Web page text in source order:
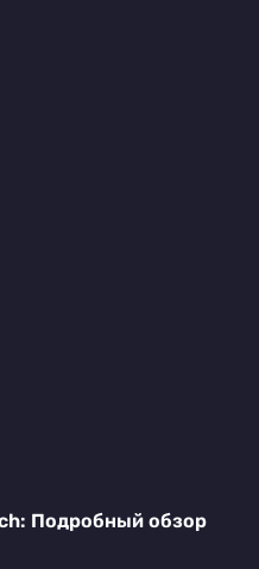
Подробный обзор